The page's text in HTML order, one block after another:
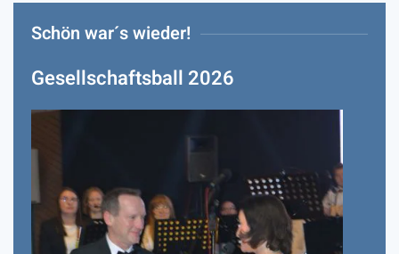
Schön war´s wieder!
Gesellschaftsball 2026